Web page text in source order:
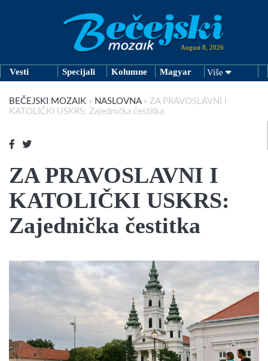
August 8, 2026
Vesti Specijali Kolumne Magyar Više
BEČEJSKI MOZAIK » NASLOVNA» ZA PRAVOSLAVNI I
KATOLIČKI USKRS: Zajednička čestitka
ZA PRAVOSLAVNI I
KATOLIČKI USKRS:
Zajednička čestitka